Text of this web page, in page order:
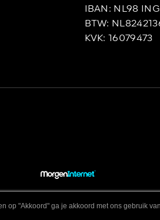
IBAN: NL98
BTW:
KVK: 16079473
op "Akkoord" ga je akkoord met ons gebruik